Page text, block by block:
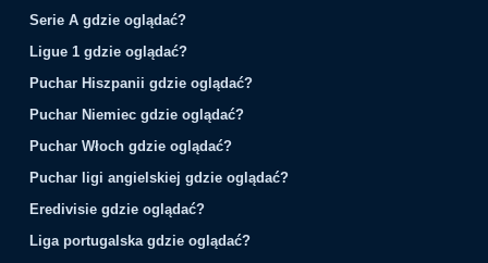
Serie A gdzie oglądać?
Ligue 1 gdzie oglądać?
Puchar Hiszpanii gdzie oglądać?
Puchar Niemiec gdzie oglądać?
Puchar Włoch gdzie oglądać?
Puchar ligi angielskiej gdzie oglądać?
Eredivisie gdzie oglądać?
Liga portugalska gdzie oglądać?